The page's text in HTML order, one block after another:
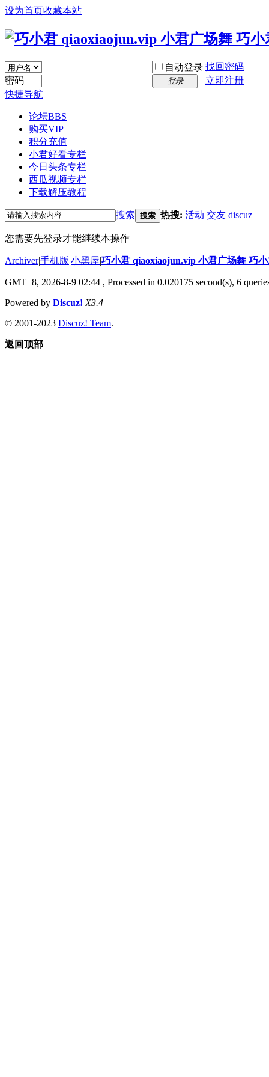
设为首页收藏本站
自动登录 找回密码
密码
登录
立即注册
快捷导航
论坛BBS
购买VIP
积分充值
小君好看专栏
今日头条专栏
西瓜视频专栏
下载解压教程
搜索 搜索 热搜: 活动 交友 discuz
您需要先登录才能继续本操作
Archiver|手机版|小黑屋|巧小君 qiaoxiaojun.vip 小君广场舞 巧
GMT+8, 2026-8-9 02:44 , Processed in 0.020175 second(s), 6
Powered by Discuz! X3.4
© 2001-2023 Discuz! Team.
返回顶部